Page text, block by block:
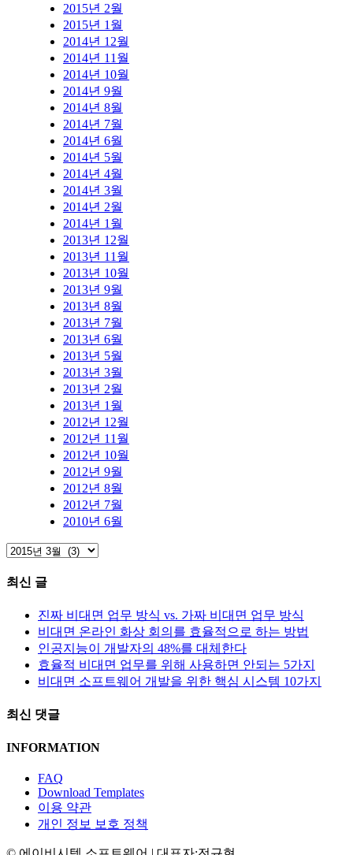
2015년 2월
2015년 1월
2014년 12월
2014년 11월
2014년 10월
2014년 9월
2014년 8월
2014년 7월
2014년 6월
2014년 5월
2014년 4월
2014년 3월
2014년 2월
2014년 1월
2013년 12월
2013년 11월
2013년 10월
2013년 9월
2013년 8월
2013년 7월
2013년 6월
2013년 5월
2013년 3월
2013년 2월
2013년 1월
2012년 12월
2012년 11월
2012년 10월
2012년 9월
2012년 8월
2012년 7월
2010년 6월
최신 글
진짜 비대면 업무 방식 vs. 가짜 비대면 업무 방식
비대면 온라인 화상 회의를 효율적으로 하는 방법
인공지능이 개발자의 48%를 대체한다
효율적 비대면 업무를 위해 사용하면 안되는 5가지
비대면 소프트웨어 개발을 위한 핵심 시스템 10가지
최신 댓글
INFORMATION
FAQ
Download Templates
이용 약관
개인 정보 보호 정책